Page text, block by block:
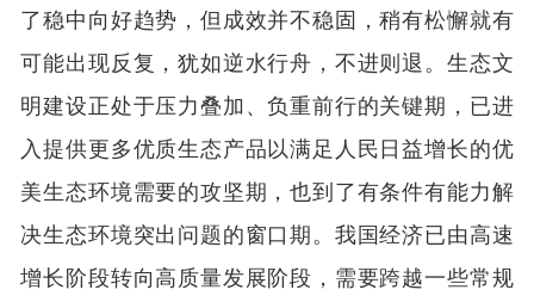
了稳中向好趋势，但成效并不稳固，稍有松懈就有
可能出现反复，犹如逆水行舟，不进则退。生态文
明建设正处于压力叠加、负重前行的关键期，已进
入提供更多优质生态产品以满足人民日益增长的优
美生态环境需要的攻坚期，也到了有条件有能力解
决生态环境突出问题的窗口期。我国经济已由高速
增长阶段转向高质量发展阶段，需要跨越一些常规